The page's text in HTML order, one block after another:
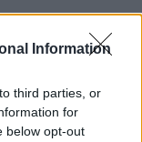
Information
third parties, or
for
below opt-out